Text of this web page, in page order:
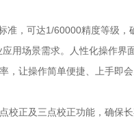
，可达1/60000精度等级，
用场景需求。人性化操作界
，让操作简单便捷、上手即会
正及三点校正功能，确保